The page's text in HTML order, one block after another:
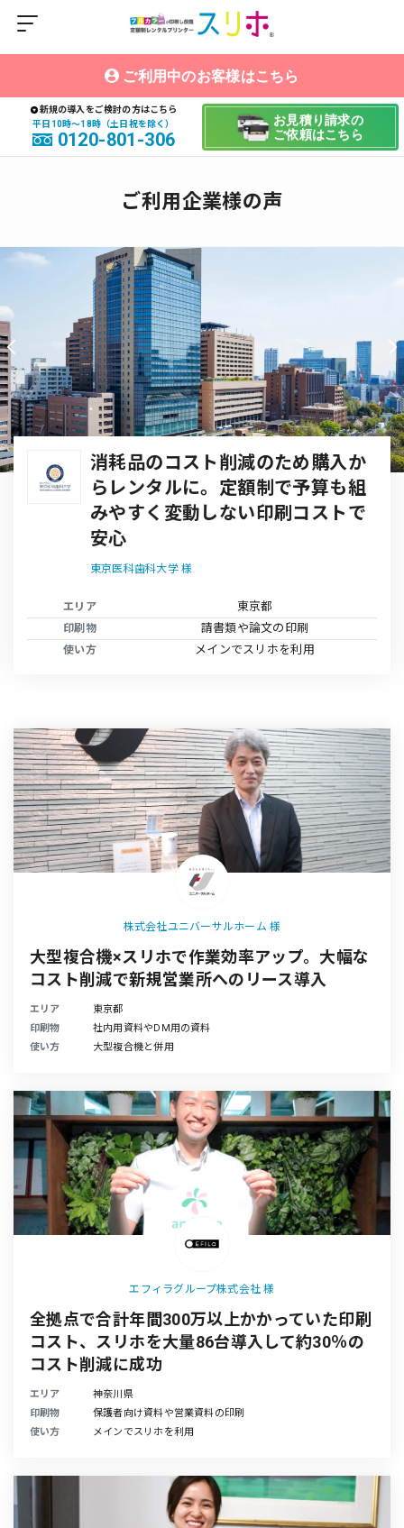
ご利用中のお客様はこちら
新規の導入をご検討の方はこちら
平日10時〜18時（土日祝を除く）
0120-801-306
お見積り請求の
ご依頼はこちら
ご利用企業様の声
全拠点で合計年間300万以上かか
っていた印刷コスト、スリホを大
量86台導入して約30％のコスト削
減に成功
エフィラグループ株式会社 様
エリア 神奈川県
印刷物 保護者向け資料や営業資料の印刷
使い方 メインでスリホを利用
株式会社ユニバーサルホーム 様
大型複合機×スリホで作業効率アップ。大幅な
コスト削減で新規営業所へのリース導入
エリア
東京都
印刷物
社内用資料やDM用の資料
使い方
大型複合機と併用
エフィラグループ株式会社 様
全拠点で合計年間300万以上かかっていた印刷
コスト、スリホを大量86台導入して約30％の
コスト削減に成功
エリア
神奈川県
印刷物
保護者向け資料や営業資料の印刷
使い方
メインでスリホを利用